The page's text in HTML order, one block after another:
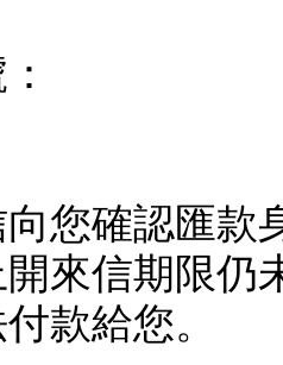
您確認匯款
來信期限仍
款給您。